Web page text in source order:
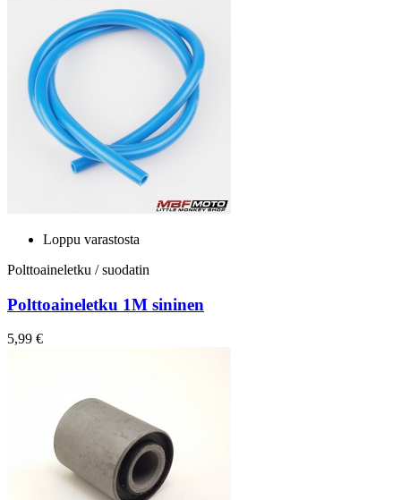
Loppu varastosta
Polttoaineletku / suodatin
Polttoaineletku 1M sininen
5,99 €